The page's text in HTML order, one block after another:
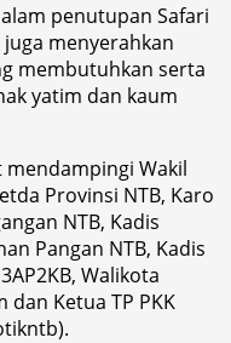
penutupan Safari
menyerahkan
membutuhkan serta
yatim dan kaum
Wakil
Provinsi NTB, Karo
NTB, Kadis
Pangan NTB, Kadis
Walikota
Ketua TP PKK